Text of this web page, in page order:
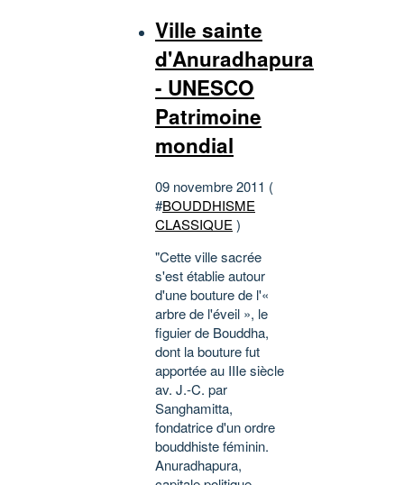
Ville sainte
d'Anuradhapura
- UNESCO
Patrimoine
mondial
09 novembre 2011 (
#BOUDDHISME
CLASSIQUE )
"Cette ville sacrée
s'est établie autour
d'une bouture de l'«
arbre de l'éveil », le
figuier de Bouddha,
dont la bouture fut
apportée au IIIe siècle
av. J.-C. par
Sanghamitta,
fondatrice d'un ordre
bouddhiste féminin.
Anuradhapura,